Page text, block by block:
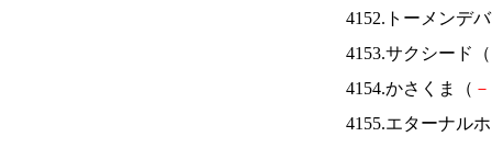
4152.トーメンデ
4153.サクシード（
4154.かさくま（ －
4155.エターナル